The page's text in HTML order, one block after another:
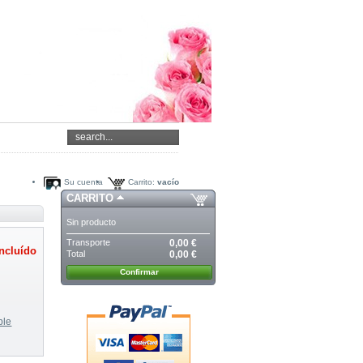
Carrito: vacío
Su cuenta
CARRITO
Sin producto
Transporte 0,00 €
Total 0,00 €
Confirmar